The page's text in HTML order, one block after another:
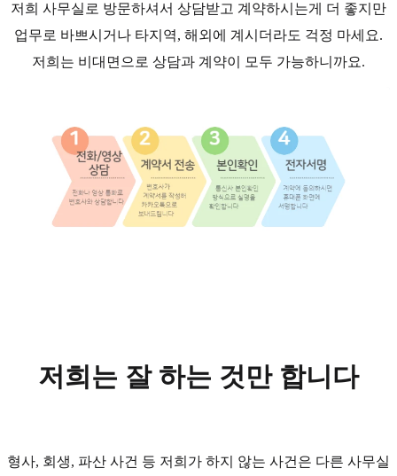
저희 사무실로 방문하셔서 상담받고 계약하시는게 더 좋지만
업무로 바쁘시거나 타지역, 해외에 계시더라도 걱정 마세요.
저희는 비대면으로 상담과 계약이 모두 가능하니까요.
저희는 잘 하는 것만 합니다
형사, 회생, 파산 사건 등 저희가 하지 않는 사건은 다른 사무실